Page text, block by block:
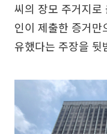
씨의 장모 주거지로
인이 제출한 증거
유했다는 주장을 뒷